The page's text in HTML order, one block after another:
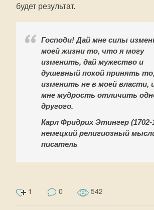
будет результат.
Господи! Дай мне силы
моей жизни то, что я могу
изменить, дай мужество и
душевный покой принять
изменить не в моей власти,
мне мудрость отличить
другого.
Карл Фридрих Этингер (1702-
немецкий религиозный
писатель
1 0 542